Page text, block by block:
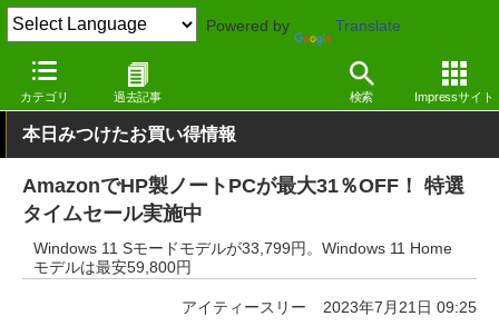
Powered by Translate
カテゴリ 過去記事 検索 Impressサイト
窓の杜 システム・ファイル その他
本日みつけたお買い得情報
AmazonでHP製ノートPCが最大31％OFF！ 特選
タイムセール実施中
Windows 11 Sモードモデルが33,799円。Windows 11 Home
モデルは最安59,800円
アイティースリー 2023年7月21日 09:25